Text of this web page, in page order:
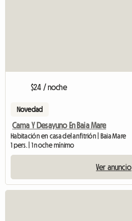
$24 / noche
Novedad
Cama Y Desayuno En Baia Mare
Habitación en casa del anfitrión | Baia Mare
1 pers. | 1 noche mínimo
Ver anuncio